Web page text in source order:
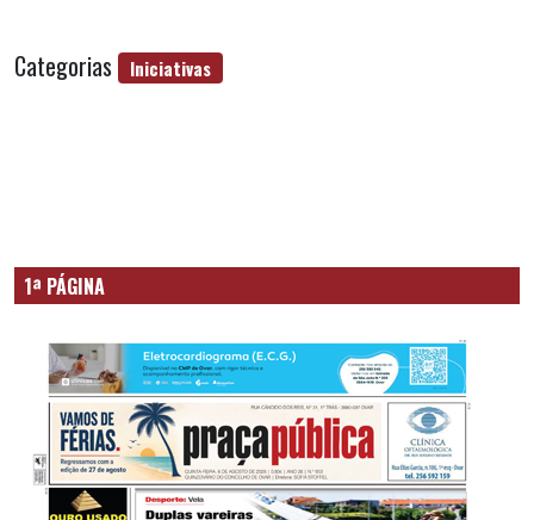
Categorias Iniciativas
1ª PÁGINA